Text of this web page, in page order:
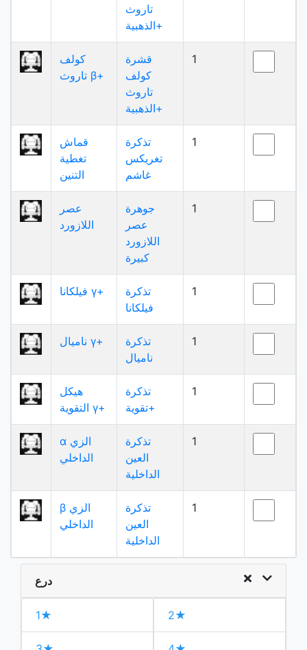
تاروث
الذهبية+
كولف
تاروث β+
قشرة
كولف
تاروث
الذهبية+
1
قماش
تغطية
التنين
تذكرة
تغريكس
غاشم
1
عصر
اللازورد
جوهرة
عصر
اللازورد
كبيرة
1
فيلكانا γ+
تذكرة
فيلكانا
1
ناميال γ+
تذكرة
ناميال
1
هيكل
التقوية γ+
تذكرة
تقوية+
1
α الزي
الداخلي
تذكرة
العين
الداخلية
1
β الزي
الداخلي
تذكرة
العين
الداخلية
1
درع
1★ 2★